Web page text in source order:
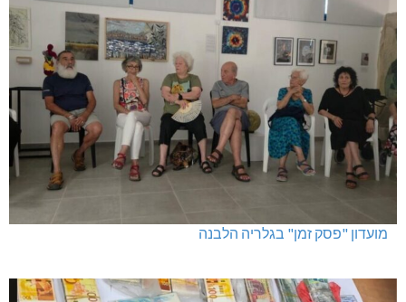
מועדון "פסק זמן" בגלריה הלבנה